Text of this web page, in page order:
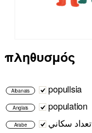
πληθυσμός
Albanais popullsia
Anglais population
Arabe تعداد سكاني